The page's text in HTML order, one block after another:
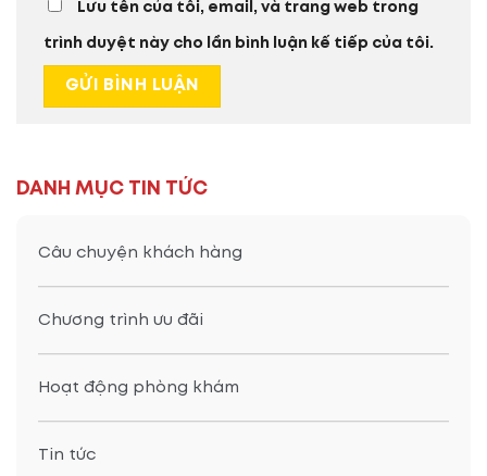
DANH MỤC TIN TỨC
Câu chuyện khách hàng
Chương trình ưu đãi
Hoạt động phòng khám
Tin tức
Lưu tên của tôi, email, và trang web trong
trình duyệt này cho lần bình luận kế tiếp của tôi.